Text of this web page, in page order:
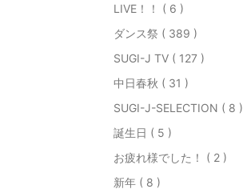
LIVE！！ ( 6 )
ダンス祭 ( 389 )
SUGI-J TV ( 127 )
中日春秋 ( 31 )
SUGI-J-SELECTION ( 8 )
誕生日 ( 5 )
お疲れ様でした！ ( 2 )
新年 ( 8 )